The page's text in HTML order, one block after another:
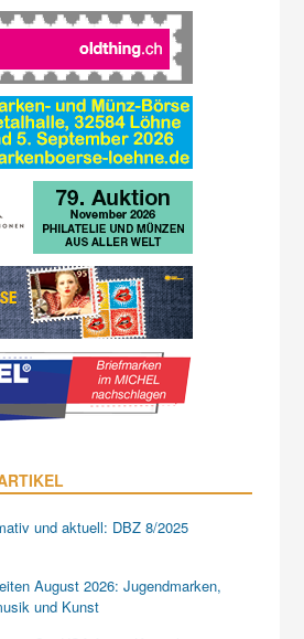
und aktuell: DBZ 8/2025
August 2026: Jugendmarken,
und Kunst